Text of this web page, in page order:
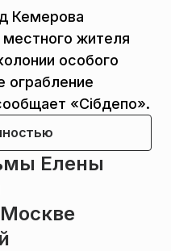
Кемерова
жителя
особого
ограбление
«Сiбдепо».
Елены